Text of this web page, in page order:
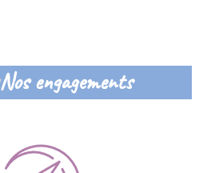
Nos engagements